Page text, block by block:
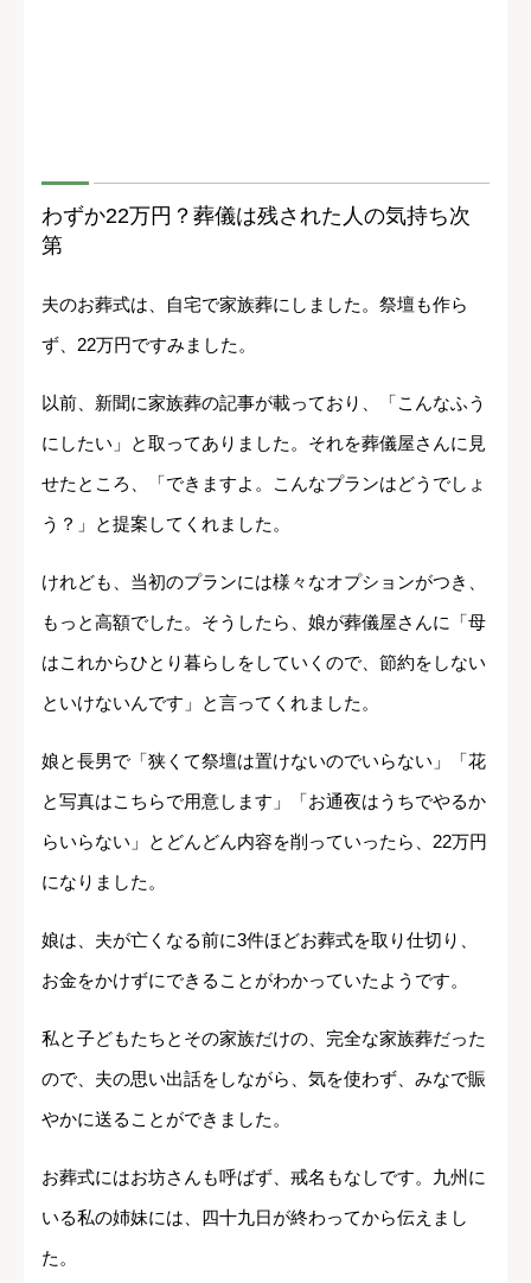
わずか22万円？葬儀は残された人の気持ち次
第
夫のお葬式は、自宅で家族葬にしました。祭壇も作ら
ず、22万円ですみました。
以前、新聞に家族葬の記事が載っており、「こんなふう
にしたい」と取ってありました。それを葬儀屋さんに見
せたところ、「できますよ。こんなプランはどうでしょ
う？」と提案してくれました。
けれども、当初のプランには様々なオプションがつき、
もっと高額でした。そうしたら、娘が葬儀屋さんに「母
はこれからひとり暮らしをしていくので、節約をしない
といけないんです」と言ってくれました。
娘と長男で「狭くて祭壇は置けないのでいらない」「花
と写真はこちらで用意します」「お通夜はうちでやるか
らいらない」とどんどん内容を削っていったら、22万円
になりました。
娘は、夫が亡くなる前に3件ほどお葬式を取り仕切り、
お金をかけずにできることがわかっていたようです。
私と子どもたちとその家族だけの、完全な家族葬だった
ので、夫の思い出話をしながら、気を使わず、みなで賑
やかに送ることができました。
お葬式にはお坊さんも呼ばず、戒名もなしです。九州に
いる私の姉妹には、四十九日が終わってから伝えまし
た。